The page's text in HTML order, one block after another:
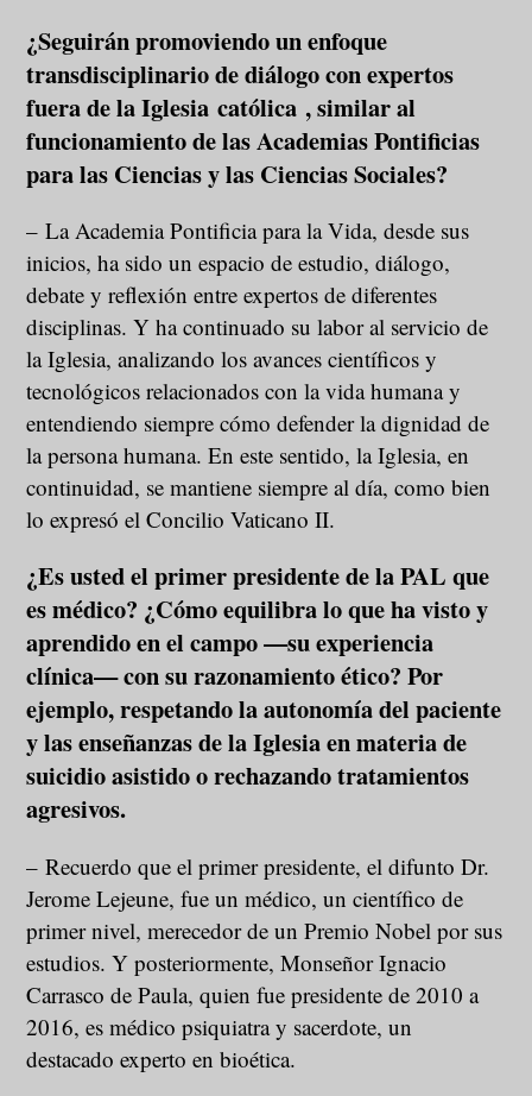
¿Seguirán promoviendo un enfoque
transdisciplinario de diálogo con expertos
fuera de la Iglesia católica , similar al
funcionamiento de las Academias Pontificias
para las Ciencias y las Ciencias Sociales?
– La Academia Pontificia para la Vida, desde sus
inicios, ha sido un espacio de estudio, diálogo,
debate y reflexión entre expertos de diferentes
disciplinas. Y ha continuado su labor al servicio de
la Iglesia, analizando los avances científicos y
tecnológicos relacionados con la vida humana y
entendiendo siempre cómo defender la dignidad de
la persona humana. En este sentido, la Iglesia, en
continuidad, se mantiene siempre al día, como bien
lo expresó el Concilio Vaticano II.
¿Es usted el primer presidente de la PAL que
es médico? ¿Cómo equilibra lo que ha visto y
aprendido en el campo —su experiencia
clínica— con su razonamiento ético? Por
ejemplo, respetando la autonomía del paciente
y las enseñanzas de la Iglesia en materia de
suicidio asistido o rechazando tratamientos
agresivos.
– Recuerdo que el primer presidente, el difunto Dr.
Jerome Lejeune, fue un médico, un científico de
primer nivel, merecedor de un Premio Nobel por sus
estudios. Y posteriormente, Monseñor Ignacio
Carrasco de Paula, quien fue presidente de 2010 a
2016, es médico psiquiatra y sacerdote, un
destacado experto en bioética.